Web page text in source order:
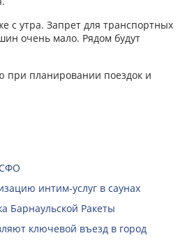
с утра. Запрет для транспортных
очень мало. Рядом будут
при планировании поездок и
интим-услуг в саунах
Барнаульской Ракеты
ключевой въезд в город